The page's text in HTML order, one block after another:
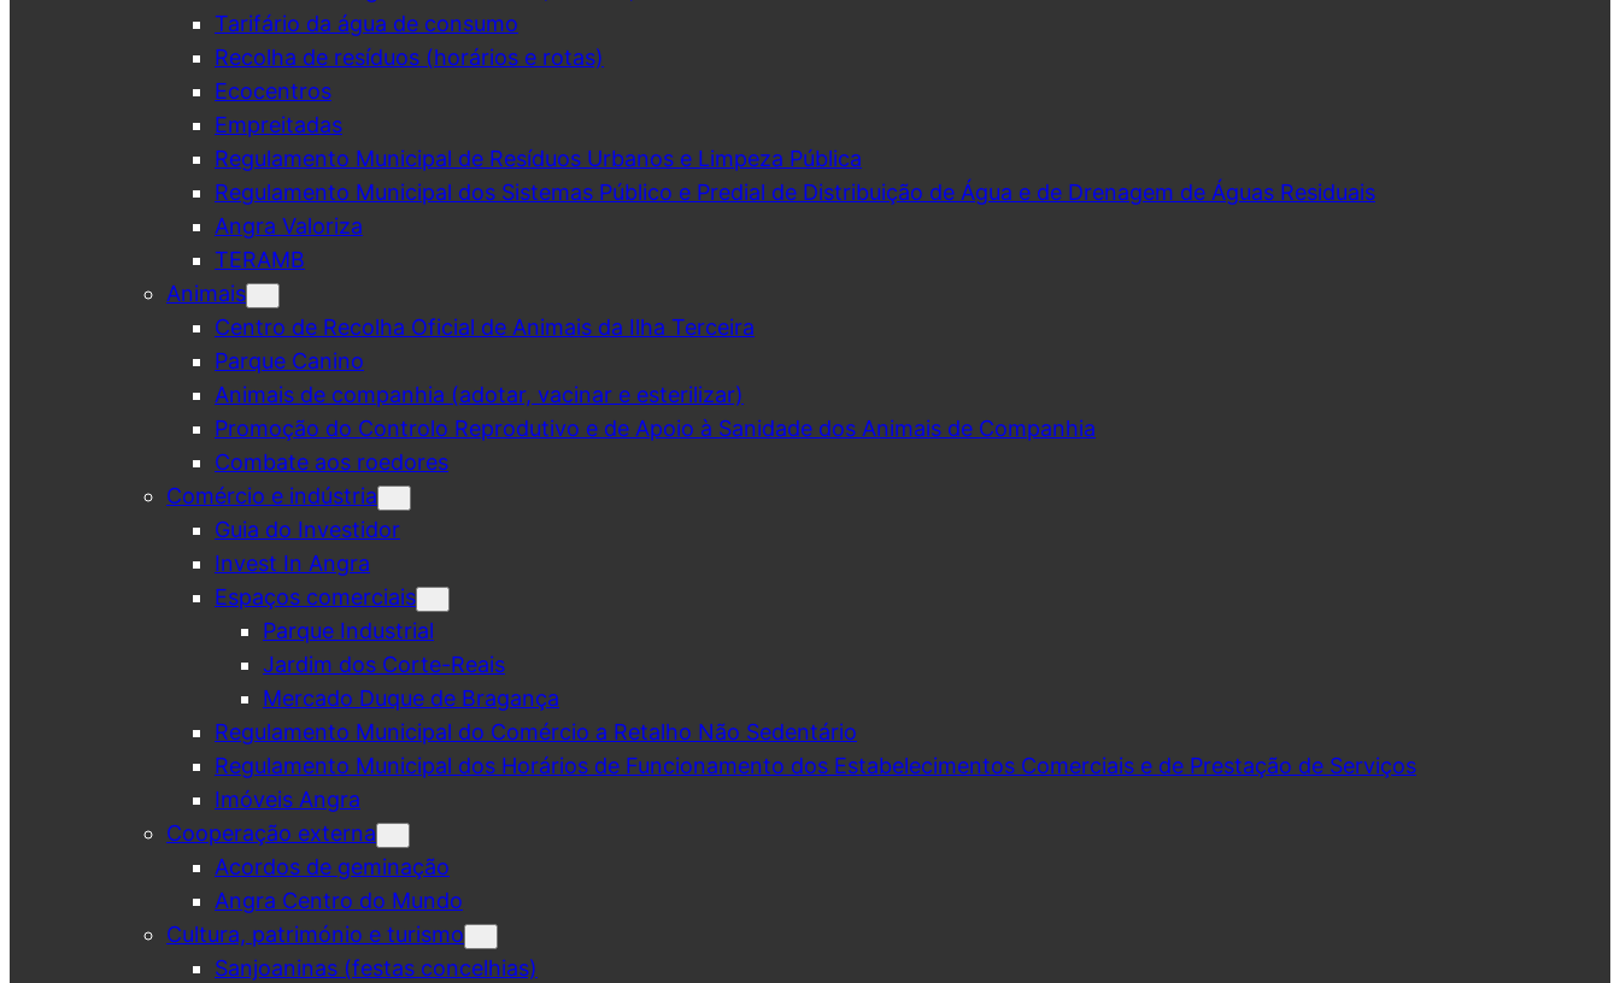
Tarifário da água de consumo
Recolha de resíduos (horários e rotas)
Ecocentros
Empreitadas
Regulamento Municipal de Resíduos Urbanos e Limpeza Pública
Regulamento Municipal dos Sistemas Público e Predial de Distribuição de Água e de Drenagem de Águas Residuais
Angra Valoriza
TERAMB
Animais
Centro de Recolha Oficial de Animais da Ilha Terceira
Parque Canino
Animais de companhia (adotar, vacinar e esterilizar)
Promoção do Controlo Reprodutivo e de Apoio à Sanidade dos Animais de Companhia
Combate aos roedores
Comércio e indústria
Guia do Investidor
Invest In Angra
Espaços comerciais
Parque Industrial
Jardim dos Corte-Reais
Mercado Duque de Bragança
Regulamento Municipal do Comércio a Retalho Não Sedentário
Regulamento Municipal dos Horários de Funcionamento dos Estabelecimentos Comerciais e de Prestação de Serviços
Imóveis Angra
Cooperação externa
Acordos de geminação
Angra Centro do Mundo
Cultura, património e turismo
Sanjoaninas (festas concelhias)